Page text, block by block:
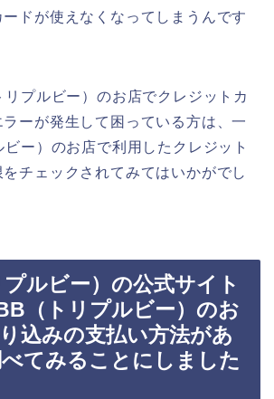
ドが使えなくなってしまうんです
プルビー）のお店でクレジットカ
ーが発生して困っている方は、一
ー）のお店で利用したクレジット
チェックされてみてはいかがでし
ルビー）の公式サイト
（トリプルビー）のお
込みの支払い方法があ
てみることにしました